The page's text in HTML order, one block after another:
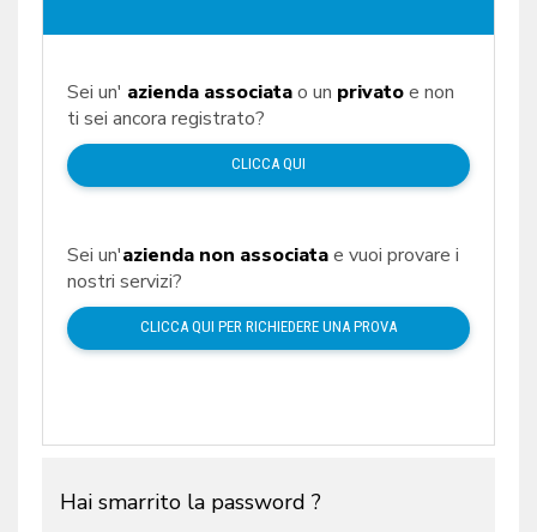
Sei un' azienda associatao un privatoe non
ti sei ancora registrato?
CLICCA QUI
Sei un'azienda non associatae vuoi provare i
nostri servizi?
CLICCA QUI PER RICHIEDERE UNA PROVA
Hai smarrito la password ?